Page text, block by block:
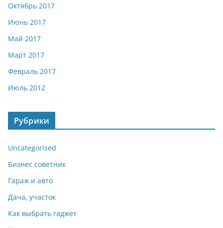
Октябрь 2017
Июнь 2017
Май 2017
Март 2017
Февраль 2017
Июль 2012
Рубрики
Uncategorised
Бизнес советник
Гараж и авто
Дача, участок
Как выбрать гаджет